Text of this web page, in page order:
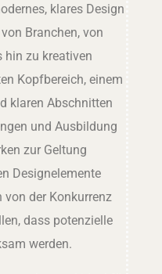
klares Design
Branchen, von
hin zu kreativen
Kopfbereich, einem
klaren Abschnitten
und Ausbildung
zur Geltung
Designelemente
von der Konkurrenz
dass potenzielle
werden.